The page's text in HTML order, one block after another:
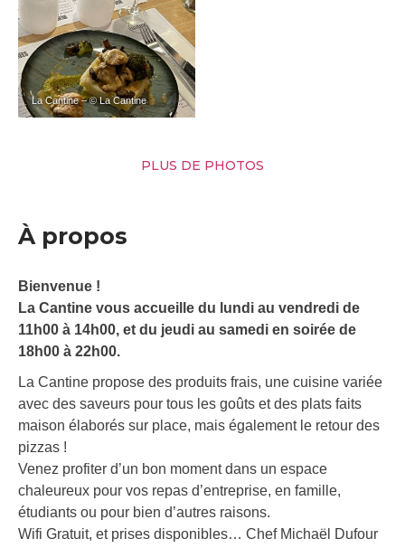
La Cantine – © La Cantine
PLUS DE PHOTOS
À propos
Bienvenue !
La Cantine vous accueille du lundi au vendredi de
11h00 à 14h00, et du jeudi au samedi en soirée de
18h00 à 22h00.
La Cantine propose des produits frais, une cuisine variée
avec des saveurs pour tous les goûts et des plats faits
maison élaborés sur place, mais également le retour des
pizzas !
Venez profiter d’un bon moment dans un espace
chaleureux pour vos repas d’entreprise, en famille,
étudiants ou pour bien d’autres raisons.
Wifi Gratuit, et prises disponibles… Chef Michaël Dufour